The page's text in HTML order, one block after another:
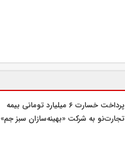
پرداخت خسارت ۶ میلیارد تومانی بیمه
تجارت‌نو به شرکت «بهینه‌سازان سبز جم»